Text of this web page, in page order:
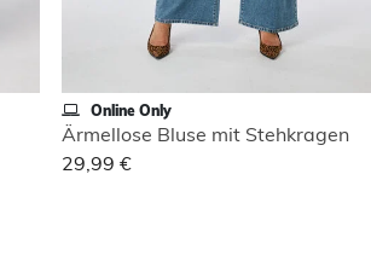
Online Only
Ärmellose Bluse mit Stehkragen
29,99 €